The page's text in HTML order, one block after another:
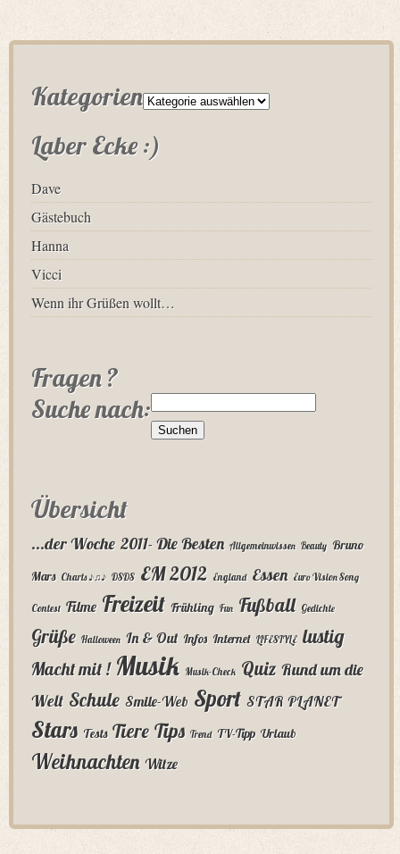
Kategorien
Laber Ecke :)
Dave
Gästebuch
Hanna
Vicci
Wenn ihr Grüßen wollt…
Fragen ?
Suche nach:
Übersicht
...der Woche 2011- Die Besten Allgemeinwissen Beauty Bruno
Mars Charts ♪♫♪ DSDS EM 2012 England Essen Euro Vision Song
Contest Filme Freizeit Frühling Fun Fußball Gedichte
Grüße Halloween In & Out Infos Internet LIFESTYLE lustig
Macht mit ! Musik Musik-Check Quiz Rund um die
Welt Schule Smile-Web Sport STAR PLANET
Stars Tests Tiere Tips Trend TV-Tipp Urlaub
Weihnachten Witze